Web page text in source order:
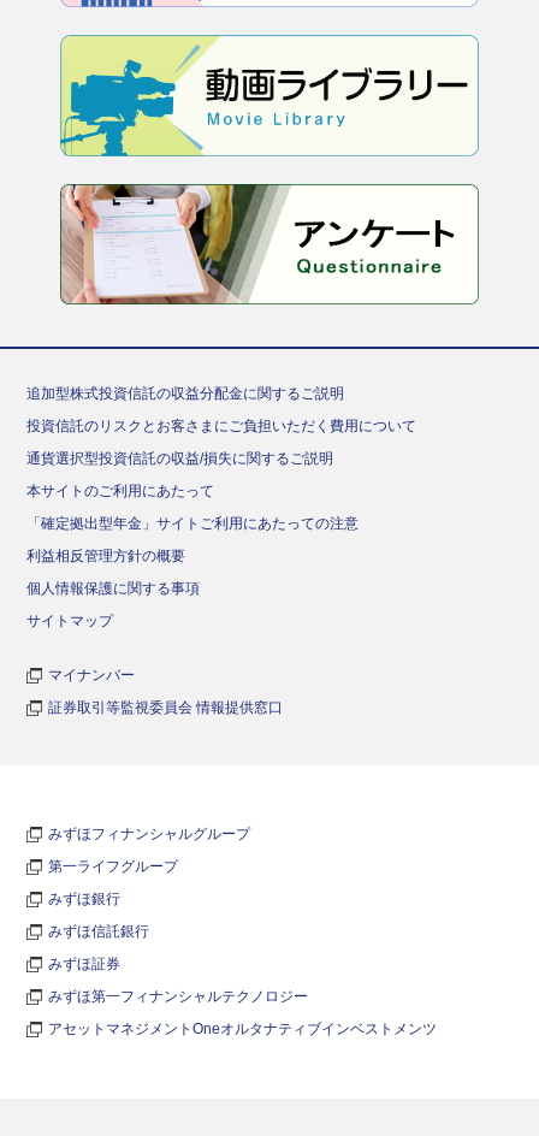
追加型株式投資信託の収益分配金に関するご説明
投資信託のリスクとお客さまにご負担いただく費用について
通貨選択型投資信託の収益/損失に関するご説明
本サイトのご利用にあたって
「確定拠出型年金」サイトご利用にあたっての注意
利益相反管理方針の概要
個人情報保護に関する事項
サイトマップ
マイナンバー
証券取引等監視委員会 情報提供窓口
みずほフィナンシャルグループ
第一ライフグループ
みずほ銀行
みずほ信託銀行
みずほ証券
みずほ第一フィナンシャルテクノロジー
アセットマネジメントOneオルタナティブインベストメンツ